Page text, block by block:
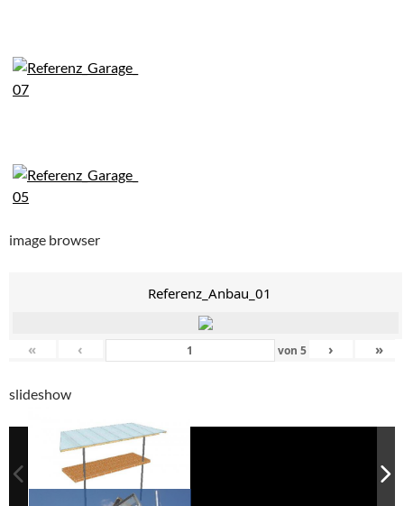
image browser
Referenz_Anbau_01
« ‹ von 5 › »
slideshow